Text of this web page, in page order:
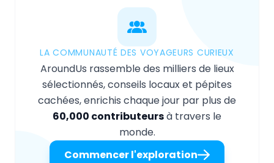
LA COMMUNAUTÉ DES VOYAGEURS CURIEUX
AroundUs rassemble des milliers de lieux
sélectionnés, conseils locaux et pépites
cachées, enrichis chaque jour par plus de
60,000 contributeursà travers le
monde.
Commencer l'exploration